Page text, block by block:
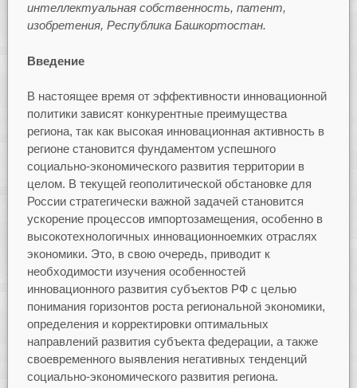
интеллектуальная собственность, патент,
изобретения, Республика Башкортостан.
Введение
В настоящее время от эффективности инновационной
политики зависят конкурентные преимущества
региона, так как высокая инновационная активность в
регионе становится фундаментом успешного
социально-экономического развития территории в
целом. В текущей геополитической обстановке для
России стратегически важной задачей становится
ускорение процессов импортозамещения, особенно в
высокотехнологичных инновационноемких отраслях
экономики. Это, в свою очередь, приводит к
необходимости изучения особенностей
инновационного развития субъектов РФ с целью
понимания горизонтов роста региональной экономики,
определения и корректировки оптимальных
направлений развития субъекта федерации, а также
своевременного выявления негативных тенденций
социально-экономического развития региона.